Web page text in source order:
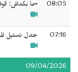
08:05 سما بكداش:
07:16 جدل تمثيل
09/04/2026